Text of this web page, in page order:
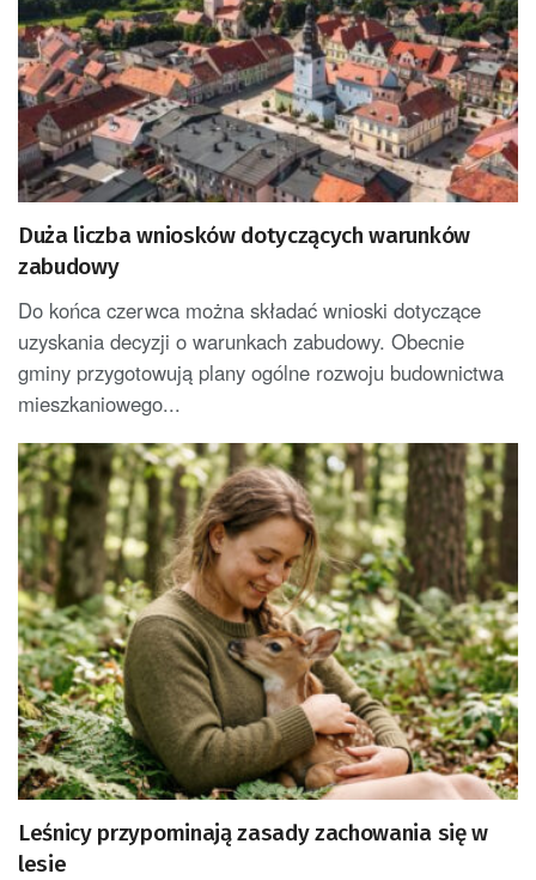
Duża liczba wniosków dotyczących warunków
zabudowy
Do końca czerwca można składać wnioski dotyczące
uzyskania decyzji o warunkach zabudowy. Obecnie
gminy przygotowują plany ogólne rozwoju budownictwa
mieszkaniowego...
Leśnicy przypominają zasady zachowania się w
lesie